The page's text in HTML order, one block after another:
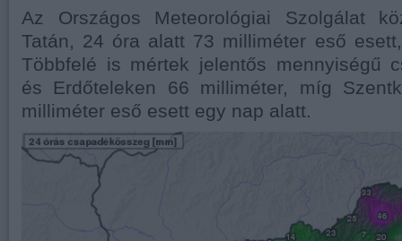
Az Országos Meteorológiai Szolgálat
Tatán, 24 óra alatt 73 milliméter eső
Többfelé is mértek jelentős mennyiségű
és Erdőteleken 66 milliméter, míg
milliméter eső esett egy nap alatt.